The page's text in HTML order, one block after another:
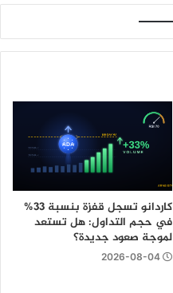
كاردانو تسجل قفزة بنسبة 33%
في حجم التداول: هل تستعد
لموجة صعود جديدة؟
2026-08-04